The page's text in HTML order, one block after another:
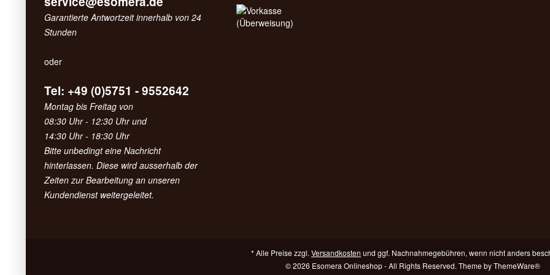
Garantierte Antwortzeit innerhalb von 24
Stunden
oder
Tel: +49 (0)5751 - 9552642
Montag bis Freitag von
08:30 Uhr - 12:30 Uhr und
14:30 Uhr - 18:30 Uhr
Bitte unbedingt eine Nachricht
hinterlassen. Diese wird ausserhalb der
Zeiten zur Bearbeitung an unseren
Kundendienst weitergeleitet.
* Alle Preise zzgl. Versandkosten und ggf. Nachnahmegebühren, wenn nicht anders
© 2026 Esomera Onlineshop - All Rights Reserved. Theme byThemeWare®